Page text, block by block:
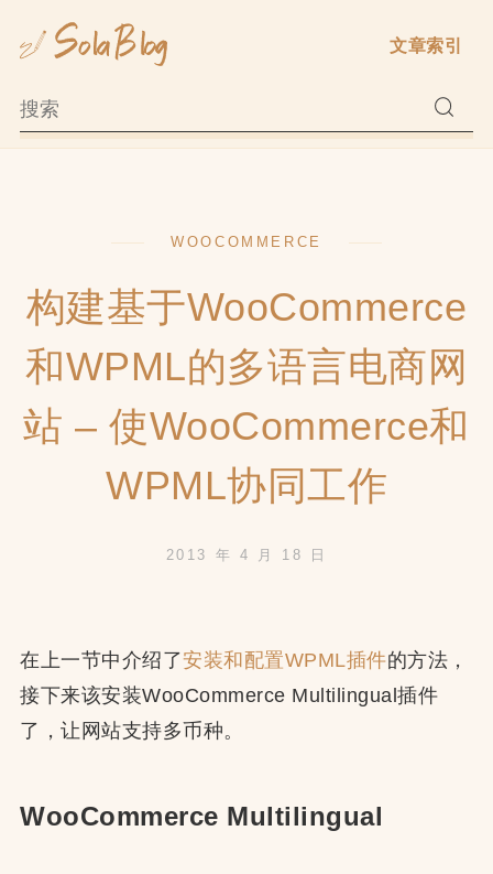
文章索引
WOOCOMMERCE
构建基于WooCommerce
和WPML的多语言电商网
站 – 使WooCommerce和
WPML协同工作
2013 年 4 月 18 日
在上一节中介绍了安装和配置WPML插件的方法，
接下来该安装WooCommerce Multilingual插件
了，让网站支持多币种。
WooCommerce Multilingual